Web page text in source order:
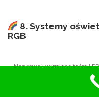
8. Systemy
RGB
Naprawa i wymiana taśm
Projekt i montaż nowego